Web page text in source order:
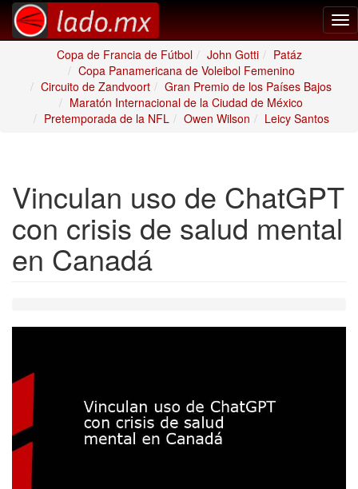
Copa de Francia de Fútbol
John Gotti
Patáz
Copa Panamericana de Voleibol Femenino
Circuito de Zandvoort
Gran Premio de los Países Bajos
Maratón Internacional de la Ciudad de México
Pretemporada de la NFL
Owen Wilson Leicy Santos
Vinculan uso de ChatGPT
con crisis de salud mental
en Canadá